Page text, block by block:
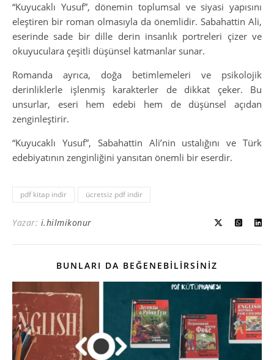
“Kuyucaklı Yusuf”, dönemin toplumsal ve siyasi yapısını
eleştiren bir roman olmasıyla da önemlidir. Sabahattin Ali,
eserinde sade bir dille derin insanlık portreleri çizer ve
okuyuculara çeşitli düşünsel katmanlar sunar.
Romanda ayrıca, doğa betimlemeleri ve psikolojik
derinliklerle işlenmiş karakterler de dikkat çeker. Bu
unsurlar, eseri hem edebi hem de düşünsel açıdan
zenginleştirir.
“Kuyucaklı Yusuf”, Sabahattin Ali’nin ustalığını ve Türk
edebiyatının zenginliğini yansıtan önemli bir eserdir.
pdf kitap indir ücretsiz pdf indir
Yazar: i.hilmikonur
BUNLARI DA BEĞENEBILIRSINIZ